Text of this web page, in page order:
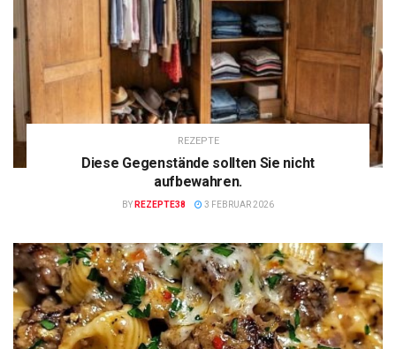
REZEPTE
Diese Gegenstände sollten Sie nicht
aufbewahren.
BY REZEPTE38 3 FEBRUAR 2026